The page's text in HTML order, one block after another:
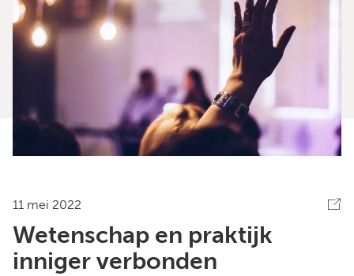
11 mei 2022
Wetenschap en praktijk
inniger verbonden